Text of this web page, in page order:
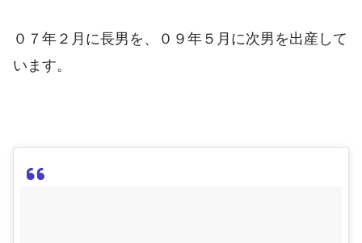
０７年２月に長男を、０９年５月に次男を出産して
います。